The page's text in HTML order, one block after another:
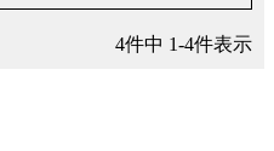
4件中 1-4件表示